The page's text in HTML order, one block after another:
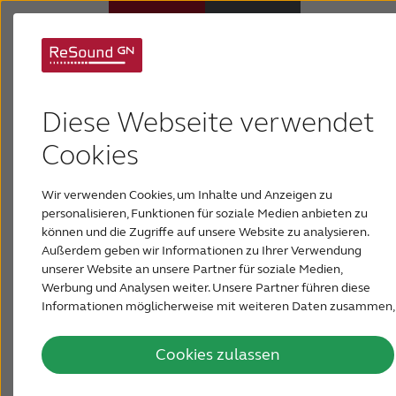
Diese Webseite verwendet
Cookies
Wir verwenden Cookies, um Inhalte und Anzeigen zu
personalisieren, Funktionen für soziale Medien anbieten zu
können und die Zugriffe auf unsere Website zu analysieren.
Außerdem geben wir Informationen zu Ihrer Verwendung
unserer Website an unsere Partner für soziale Medien,
Werbung und Analysen weiter. Unsere Partner führen diese
Informationen möglicherweise mit weiteren Daten zusammen,
Nutzung der Dienste gesammelt haben.
Cookies zulassen
Hörverlust
Über ReSound
Support & Unterstützung
PRESSE & NEWSROOM
DEUTSCHLAND
maßgefertigte
Hörgeräte?
Maßgefertigte Hörgeräte, die genau auf Ihre Ohren
abgestimmt und nur für Sie gemacht sind.
Es gibt viele Arten von Hörgeräten, aber
individuelle Hörgeräte sind einfach einzigartig.
Wie der Name schon sagt, werden maßgefertigte